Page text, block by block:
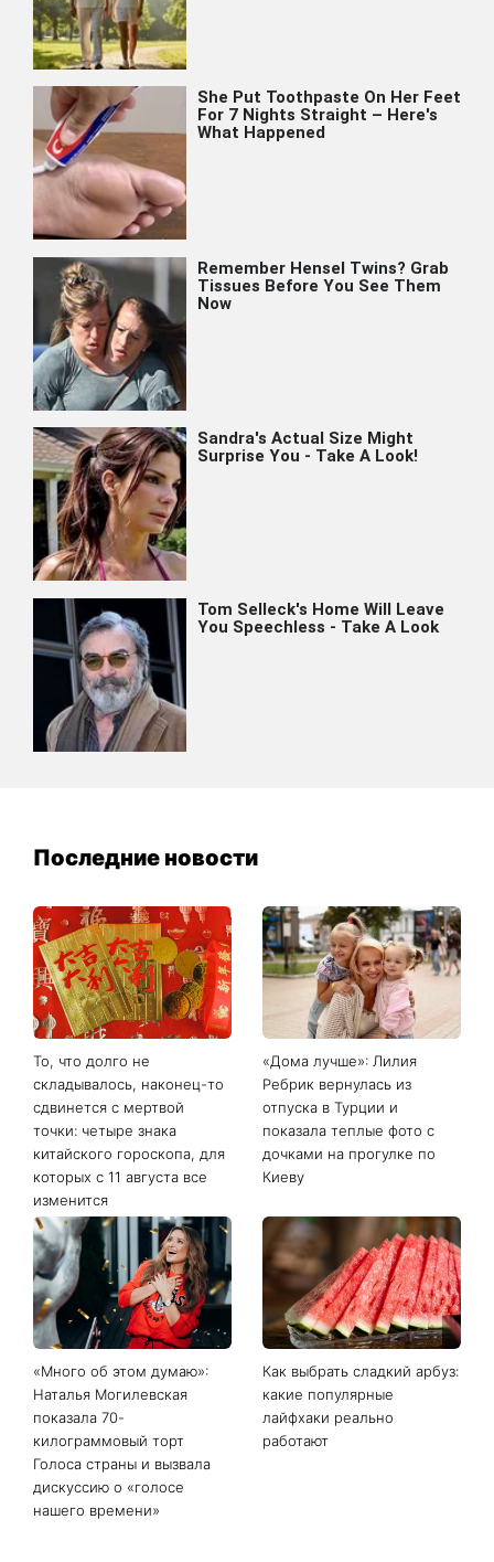
Последние новости
То, что долго не
складывалось, наконец-то
сдвинется с мертвой
точки: четыре знака
китайского гороскопа, для
которых с 11 августа все
изменится
«Дома лучше»: Лилия
Ребрик вернулась из
отпуска в Турции и
показала теплые фото с
дочками на прогулке по
Киеву
«Много об этом думаю»:
Наталья Могилевская
показала 70-
килограммовый торт
Голоса страны и вызвала
дискуссию о «голосе
нашего времени»
Как выбрать сладкий арбуз:
какие популярные
лайфхаки реально
работают